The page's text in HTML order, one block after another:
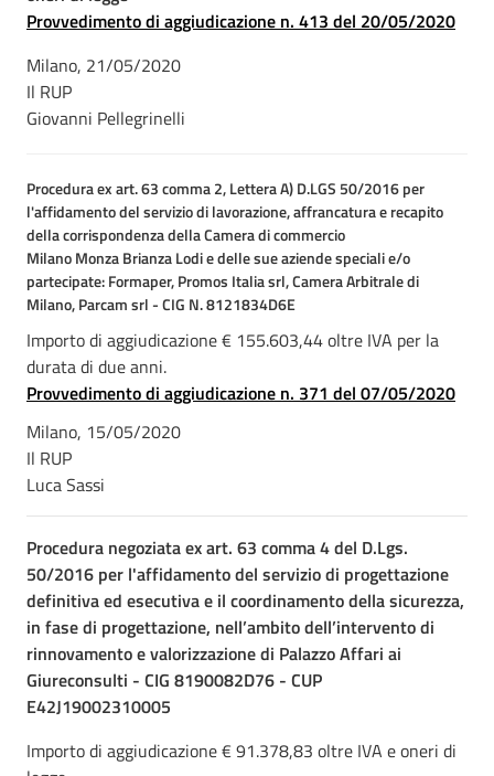
Provvedimento di aggiudicazione n. 413 del 20/05/2020
Milano, 21/05/2020
Il RUP
Giovanni Pellegrinelli
Procedura ex art. 63 comma 2, Lettera A) D.LGS 50/2016 per
l'affidamento del servizio di lavorazione, affrancatura e recapito
della corrispondenza della Camera di commercio
Milano Monza Brianza Lodi e delle sue aziende speciali e/o
partecipate: Formaper, Promos Italia srl, Camera Arbitrale di
Milano, Parcam srl - CIG N. 8121834D6E
Importo di aggiudicazione € 155.603,44 oltre IVA per la
durata di due anni.
Provvedimento di aggiudicazione n. 371 del 07/05/2020
Milano, 15/05/2020
Il RUP
Luca Sassi
Procedura negoziata ex art. 63 comma 4 del D.Lgs.
50/2016 per l'affidamento del servizio di progettazione
definitiva ed esecutiva e il coordinamento della sicurezza,
in fase di progettazione, nell’ambito dell’intervento di
rinnovamento e valorizzazione di Palazzo Affari ai
Giureconsulti - CIG 8190082D76 - CUP
E42J19002310005
Importo di aggiudicazione € 91.378,83 oltre IVA e oneri di